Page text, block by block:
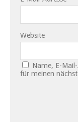
Website
Name, E-
für meinen